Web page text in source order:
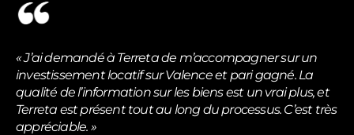
« J’ai demandé à Terreta de m’accompagner sur un
investissement locatif sur Valence et pari gagné. La
qualité de l’information sur les biens est un vrai plus, et
Terreta est présent tout au long du processus. C’est très
appréciable. »